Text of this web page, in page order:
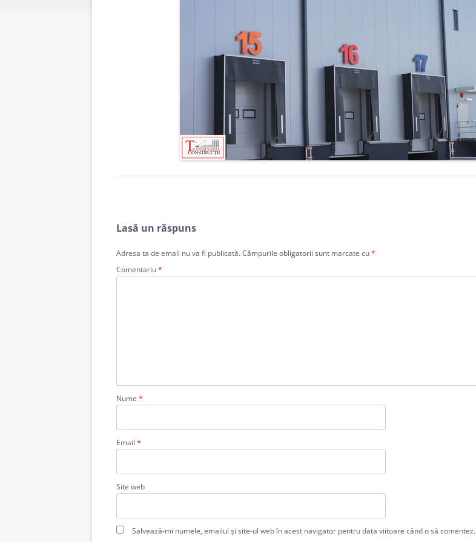
Lasă un răspuns
Adresa ta de email nu va fi publicată.Câmpurile obligatorii sunt marcate cu*
Comentariu*
Nume *
Email *
Site web
Salvează-mi numele, emailul și site-ul web în acest navigator pentru data viitoare când o să comentez.